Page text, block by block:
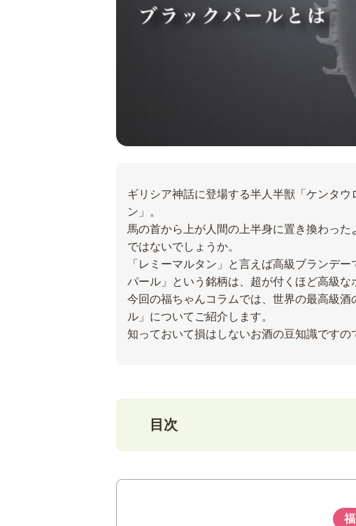
ギリシア神話に登場する半人半獣「ケンタ
ン」。
馬の首から上が人間の上半身に置き換わっ
ではないでしょうか。
「レミーマルタン」と言えば高級ブランデ
パール」という銘柄は、超が付くほど高級な
今回の福ちゃんコラムでは、世界の最高級
ル」についてご紹介します。
知っておいて損はしないお酒の豆知識ですの
目次
【ブラックパール】の名